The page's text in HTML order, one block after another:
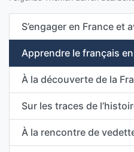
S’engager en France et
Apprendre le français en
À la découverte de la
Sur les traces de
À la rencontre de